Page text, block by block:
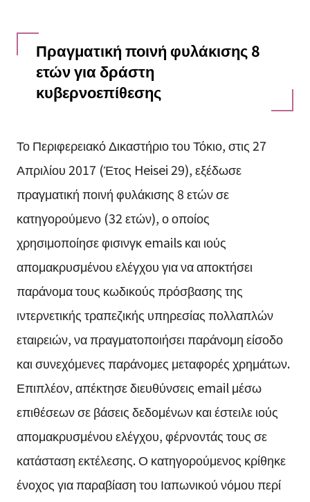
Πραγματική ποινή φυλάκισης 8
ετών για δράστη
κυβερνοεπίθεσης
Το Περιφερειακό Δικαστήριο του Τόκιο, στις 27
Απριλίου 2017 (Έτος Heisei 29), εξέδωσε
πραγματική ποινή φυλάκισης 8 ετών σε
κατηγορούμενο (32 ετών), ο οποίος
χρησιμοποίησε φισινγκ emails και ιούς
απομακρυσμένου ελέγχου για να αποκτήσει
παράνομα τους κωδικούς πρόσβασης της
ιντερνετικής τραπεζικής υπηρεσίας πολλαπλών
εταιρειών, να πραγματοποιήσει παράνομη είσοδο
και συνεχόμενες παράνομες μεταφορές χρημάτων.
Επιπλέον, απέκτησε διευθύνσεις email μέσω
επιθέσεων σε βάσεις δεδομένων και έστειλε ιούς
απομακρυσμένου ελέγχου, φέρνοντάς τους σε
κατάσταση εκτέλεσης. Ο κατηγορούμενος κρίθηκε
ένοχος για παραβίαση του Ιαπωνικού νόμου περί